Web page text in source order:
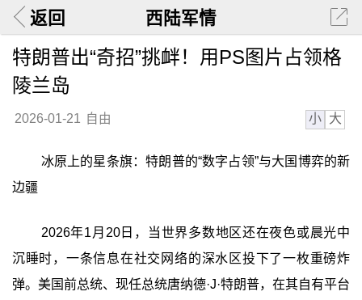
返回 西陆军情
特朗普出“奇招”挑衅！用PS图片占领格
陵兰岛
2026-01-21 自由 小 大
冰原上的星条旗：特朗普的“数字占领”与大国博弈的新
边疆
2026年1月20日，当世界多数地区还在夜色或晨光中
沉睡时，一条信息在社交网络的深水区投下了一枚重磅炸
弹。美国前总统、现任总统唐纳德·J·特朗普，在其自有平台